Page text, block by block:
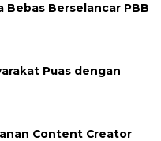
Bebas Berselancar PBB
Puas dengan
Content Creator